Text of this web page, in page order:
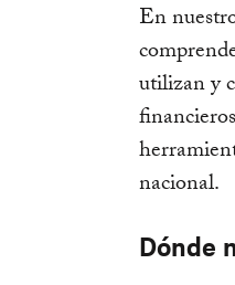
En
utilizan y
nacional.
Dónde